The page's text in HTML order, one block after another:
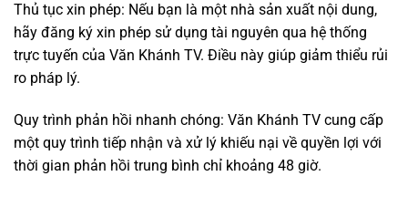
Thủ tục xin phép: Nếu bạn là một nhà sản xuất nội dung,
hãy đăng ký xin phép sử dụng tài nguyên qua hệ thống
trực tuyến của Văn Khánh TV. Điều này giúp giảm thiểu rủi
ro pháp lý.
Quy trình phản hồi nhanh chóng: Văn Khánh TV cung cấp
một quy trình tiếp nhận và xử lý khiếu nại về quyền lợi với
thời gian phản hồi trung bình chỉ khoảng 48 giờ.